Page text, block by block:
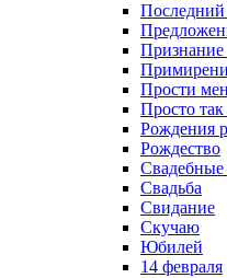
Последний
Прости
Просто
Рождения
Рождество
Свадебные
Свадьба
Свидание
Скучаю
Юбилей
14 февраля